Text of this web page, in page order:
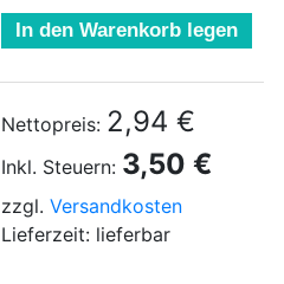
In den Warenkorb legen
Nettopreis: 2,94 €
Inkl. Steuern: 3,50 €
zzgl. Versandkosten
Lieferzeit: lieferbar